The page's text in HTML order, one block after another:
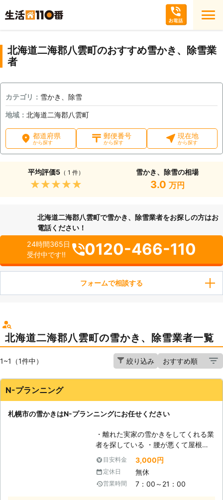
北海道二海郡八雲町のおすすめ雪かき、除雪業
者
カテゴリ： 雪かき、除雪
地域： 北海道二海郡八雲町
都道府県
から探す
郵便番号
から探す
現在地
から探す
平均評価5（ 1 件）
★★★★★
雪かき、除雪の相場
3.0 万円
北海道二海郡八雲町で雪かき、除雪業者をお探しの方はお
電話ください！
24時間365日
受付中です!!
0120-466-110
フォームで相談する
北海道二海郡八雲町の雪かき、除雪業者一覧
1~1（1件中） 絞り込み
N-プランニング
札幌市の雪かきはN-プランニングにお任せください
・離れた実家の雪かきをしてくれる業
者を探している ・腰が悪くて屋根の
雪下ろしがむずかしいけど、頼れる人
が身近にいない ・雪の量が多いので
排雪作業までして欲しい このような
ご要望ならN-プランニングの雪か
目安料金 3,000円
定休日 無休
営業時間 7：00～21：00